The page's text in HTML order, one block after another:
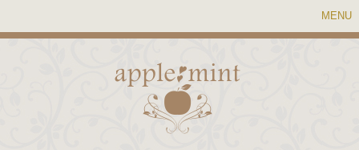
MENU